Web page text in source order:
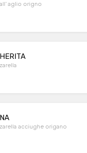
aglio origno
acciughe origano